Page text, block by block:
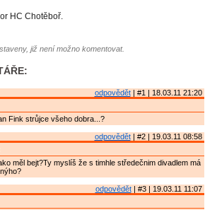
HC Chotěboř.
již není možno komentovat.
odpovědět| #1 | 18.03.11 21:20
Fink strůjce všeho dobra...?
odpovědět| #2 | 19.03.11 08:58
měl bejt?Ty myslíš že s timhle středečnim divadlem má
odpovědět| #3 | 19.03.11 11:07